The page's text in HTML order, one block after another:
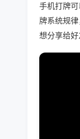
手机打牌
牌系统规
想分享给好